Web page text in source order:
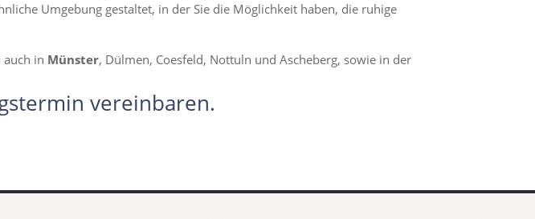
Umgebung gestaltet, in der Sie die Möglichkeit haben, die ruhige
auch in Münster, Dülmen, Coesfeld, Nottuln und Ascheberg, sowie in der
vereinbaren.